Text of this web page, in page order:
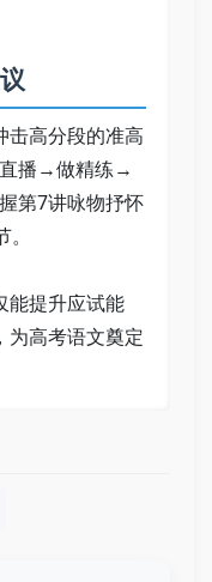
击高分段的准高
播→做精练→
第7讲咏物抒怀
。
能提升应试能
为高考语文奠定